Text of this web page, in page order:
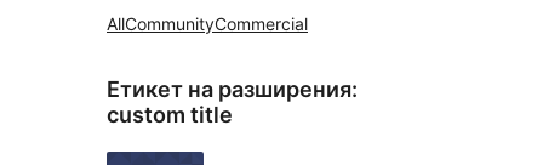
AllCommunityCommercial
Етикет на разширения:
custom title